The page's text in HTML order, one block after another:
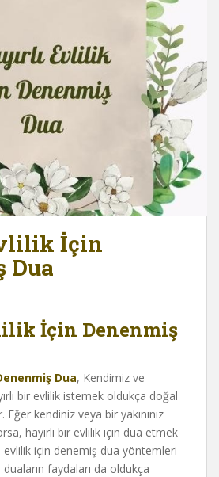
İçin
Dua
İçin Denenmiş
Dua, Kendimiz ve
bir evlilik istemek oldukça doğal
Eğer kendiniz veya bir yakınınız
hayırlı bir evlilik için dua etmek
evlilik için denemiş dua yöntemleri
faydaları da oldukça